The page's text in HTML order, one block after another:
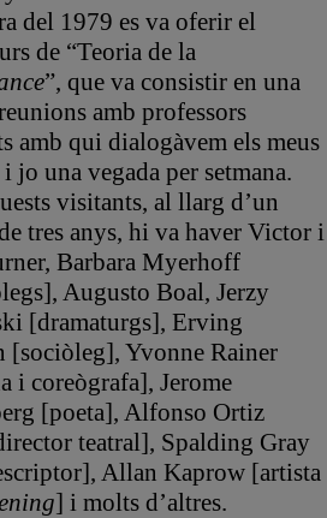
del 1979 es va oferir el
de “Teoria de la
”, que va consistir en una
amb professors
amb qui dialogàvem els meus
jo una vegada per setmana.
visitants, al llarg d’un
tres anys, hi va haver Victor i
Barbara Myerhoff
Augusto Boal, Jerzy
[dramaturgs], Erving
[sociòleg], Yvonne Rainer
i coreògrafa], Jerome
[poeta], Alfonso Ortiz
teatral], Spalding Gray
Allan Kaprow [artista
] i molts d’altres.